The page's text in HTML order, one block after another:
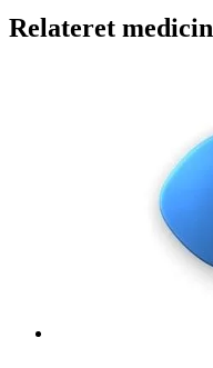
Relateret medicin